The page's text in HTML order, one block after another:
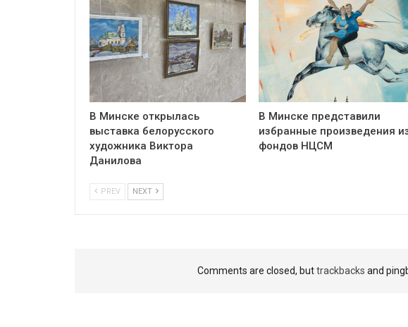
В Минске открылась
выставка белорусского
художника Виктора
Данилова
В Минске представили
избранные произведения
фондов НЦСМ
PREV NEXT
Comments are closed, buttrackbacks and